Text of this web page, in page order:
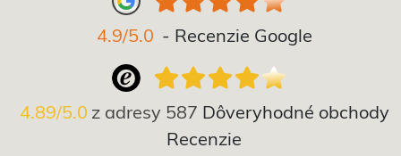
4.9/5.0 - Recenzie Google
4.89/5.0 z adresy 587 Dôveryhodné obchody
Recenzie